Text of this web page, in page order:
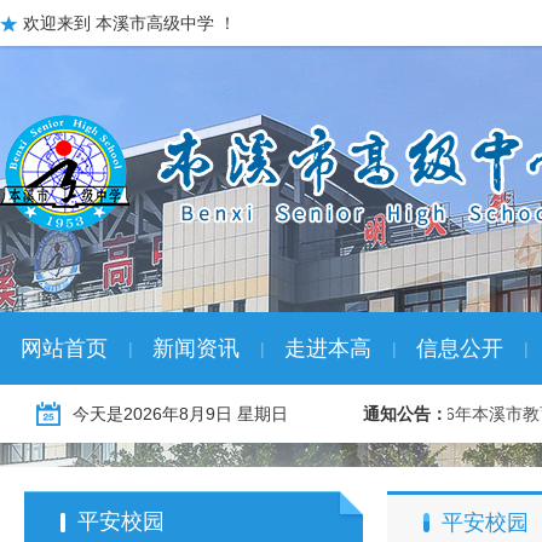
欢迎来到 本溪市高级中学 ！
网站首页 | 新闻资讯 | 走进本高 | 信息公开 |
今天是2026年8月9日 星期日 通知公告：
年本溪市教育系统冬季“名校优生” … 2026年本溪市教
平安校园 平安校园